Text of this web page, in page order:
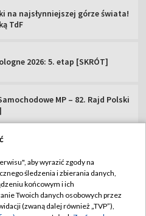
na najsłynniejszej górze świata!
TdF
2026: 5. etap [SKRÓT]
MP – 82. Rajd Polski
TVP
TVP
TVP
aby wyrazić zgody na
śledzenia i zbierania danych,
końcowym i ich
Twoich danych osobowych przez
(zwaną dalej również „TVP”),